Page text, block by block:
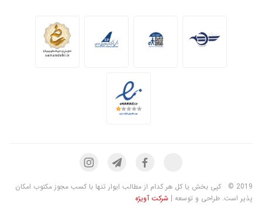
2019 ©
کپی بخش یا کل هر کدام از مطالب ایوار تنها با کسب مجوز مکتوب امکان
پذیر است. طراحی و توسعه | شرکت آویژه